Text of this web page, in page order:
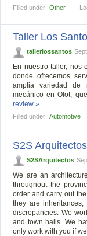
Filled under: Other
Taller Los
tallerlossantos
En nuestro taller, nos
donde ofrecemos
amplia variedad de
mecánico en Olot,
review »
Filled under: Automotive
S2S Arquitectos
S2SArquitectos
We are an
throughout the
order and carry out
they are inheritances,
discrepancies. We
and town halls. We
only work with you if